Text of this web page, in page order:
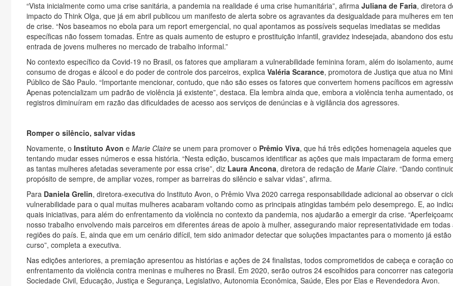
“Vista inicialmente como uma crise sanitária, a pandemia na realidade é uma crise humanitária”, afirma Juliana de Faria, diretora
impacto do Think Olga, que já em abril publicou um manifesto de alerta sobre os agravantes da desigualdade para mulheres em
de crise. “Nos baseamos no ebola para um report emergencial, no qual apontamos as possíveis sequelas imediatas se medidas
específicas não fossem tomadas. Entre as quais aumento de estupro e prostituição infantil, gravidez indesejada, abandono dos
entrada de jovens mulheres no mercado de trabalho informal.”
No contexto específico da Covid-19 no Brasil, os fatores que ampliaram a vulnerabilidade feminina foram, além do isolamento,
consumo de drogas e álcool e do poder de controle dos parceiros, explica Valéria Scarance, promotora de Justiça que atua no
Público de São Paulo. “Importante mencionar, contudo, que não são esses os fatores que convertem homens pacíficos em
Apenas potencializam um padrão de violência já existente”, destaca. Ela lembra ainda que, embora a violência tenha aumentado,
registros diminuíram em razão das dificuldades de acesso aos serviços de denúncias e à vigilância dos agressores.
Romper o silêncio, salvar vidas
Novamente, o Instituto Avon e Marie Claire se unem para promover o Prêmio Viva, que há três edições homenageia aqueles
tentando mudar esses números e essa história. “Nesta edição, buscamos identificar as ações que mais impactaram de forma
as tantas mulheres afetadas severamente por essa crise”, diz Laura Ancona, diretora de redação de Marie Claire. “Dando
propósito de sempre, de ampliar vozes, romper as barreiras do silêncio e salvar vidas”, afirma.
Para Daniela Grelin, diretora-executiva do Instituto Avon, o Prêmio Viva 2020 carrega responsabilidade adicional ao observar o
vulnerabilidade para o qual muitas mulheres acabaram voltando como as principais atingidas também pelo desemprego. E, ao
quais iniciativas, para além do enfrentamento da violência no contexto da pandemia, nos ajudarão a emergir da crise.
nosso trabalho envolvendo mais parceiros em diferentes áreas de apoio à mulher, assegurando maior representatividade em todas
regiões do país. E, ainda que em um cenário difícil, tem sido animador detectar que soluções impactantes para o momento já estão
curso”, completa a executiva.
Nas edições anteriores, a premiação apresentou as histórias e ações de 24 finalistas, todos comprometidos de cabeça e coração
enfrentamento da violência contra meninas e mulheres no Brasil. Em 2020, serão outros 24 escolhidos para concorrer nas
Sociedade Civil, Educação, Justiça e Segurança, Legislativo, Autonomia Econômica, Saúde, Eles por Elas e Revendedora Avon.